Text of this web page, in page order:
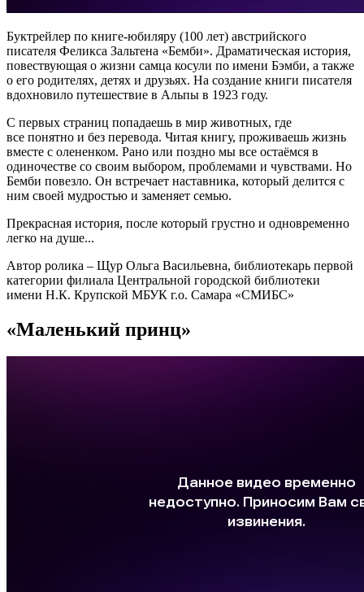
Буктрейлер по книге-юбиляру (100 лет) австрийского
писателя Феликса Зальтена «Бемби». Драматическая история,
повествующая о жизни самца косули по имени Бэмби, а также
о его родителях, детях и друзьях. На создание книги писателя
вдохновило путешествие в Альпы в 1923 году.
С первых страниц попадаешь в мир животных, где
все понятно и без перевода. Читая книгу, проживаешь жизнь
вместе с олененком. Рано или поздно мы все остаёмся в
одиночестве со своим выбором, проблемами и чувствами. Но
Бемби повезло. Он встречает наставника, который делится с
ним своей мудростью и заменяет семью.
Прекрасная история, после который грустно и одновременно
легко на душе...
Автор ролика – Щур Ольга Васильевна, библиотекарь первой
категории филиала Центральной городской библиотеки
имени Н.К. Крупской МБУК г.о. Самара «СМИБС»
«Маленький принц»